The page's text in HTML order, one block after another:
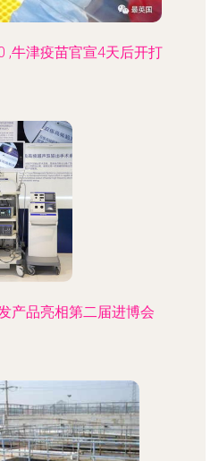
,牛津疫苗官宣4天后开打
产品亮相第二届进博会